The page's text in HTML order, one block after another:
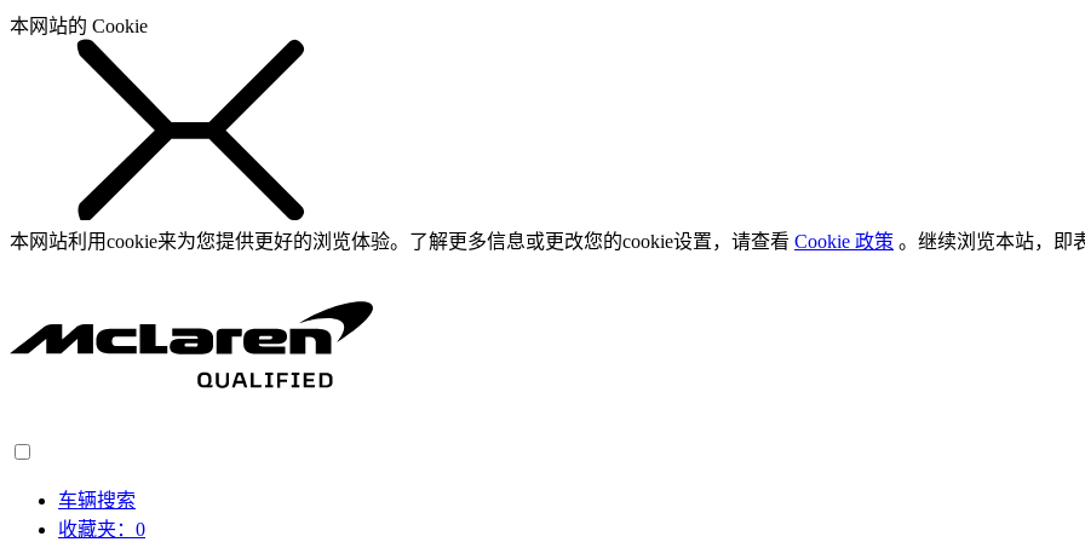
本网站的 Cookie
本网站利用cookie来为您提供更好的浏览体验。了解更多信息或更改您的cookie设置，请查看 Cookie 政策 。继续浏览本站，即
车辆搜索
收藏夹： 0